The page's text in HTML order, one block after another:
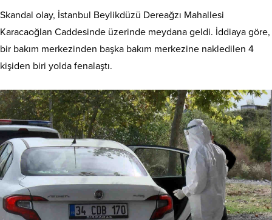
Skandal olay, İstanbul Beylikdüzü Dereağzı Mahallesi
Karacaoğlan Caddesinde üzerinde meydana geldi. İddiaya göre,
bir bakım merkezinden başka bakım merkezine nakledilen 4
kişiden biri yolda fenalaştı.